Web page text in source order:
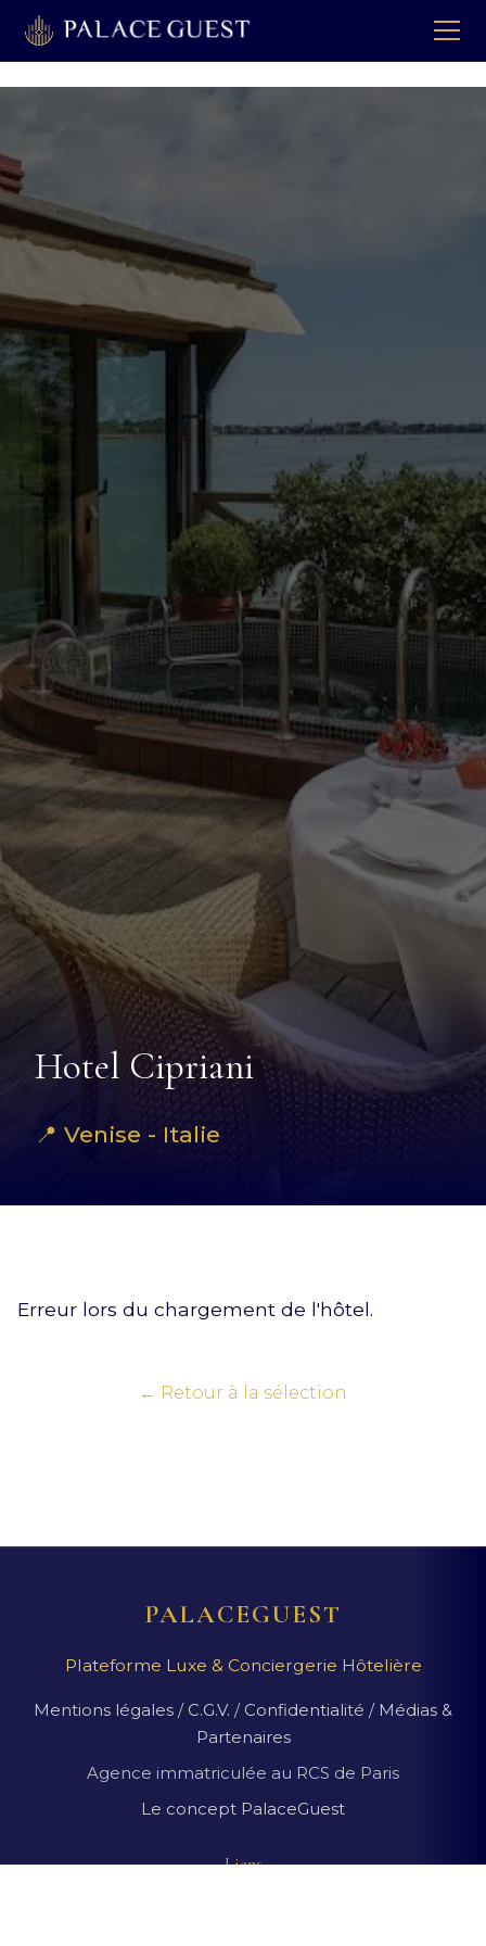
Hotel Cipriani
📍 Venise - Italie
Erreur lors du chargement de l'hôtel.
← Retour à la sélection
PALACEGUEST
Plateforme Luxe & Conciergerie Hôtelière
Mentions légales / C.G.V. / Confidentialité / Médias &
Partenaires
Agence immatriculée au RCS de Paris
Le concept PalaceGuest
Liens